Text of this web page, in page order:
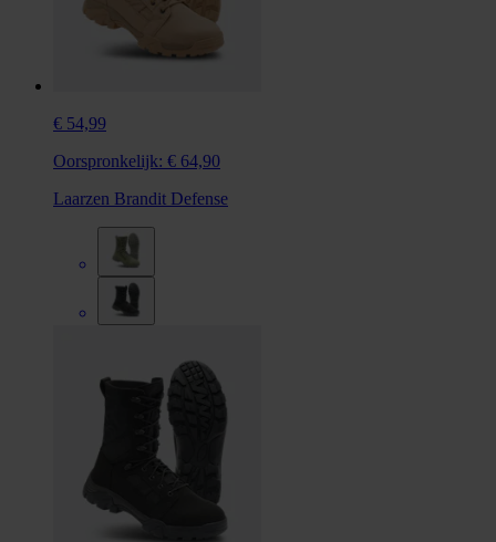
€ 54,99
Oorspronkelijk: € 64,90
Laarzen Brandit Defense